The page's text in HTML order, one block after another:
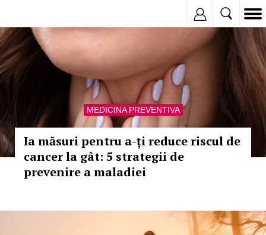
MEDICINA PREVENTIVA
Ia măsuri pentru a-ți reduce riscul de
cancer la gât: 5 strategii de
prevenire a maladiei